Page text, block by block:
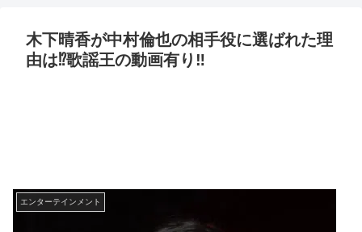
木下晴香が中村倫也の相手役に選ばれた理
由は⁉︎歌謡王の動画有り‼︎
エンターテインメント